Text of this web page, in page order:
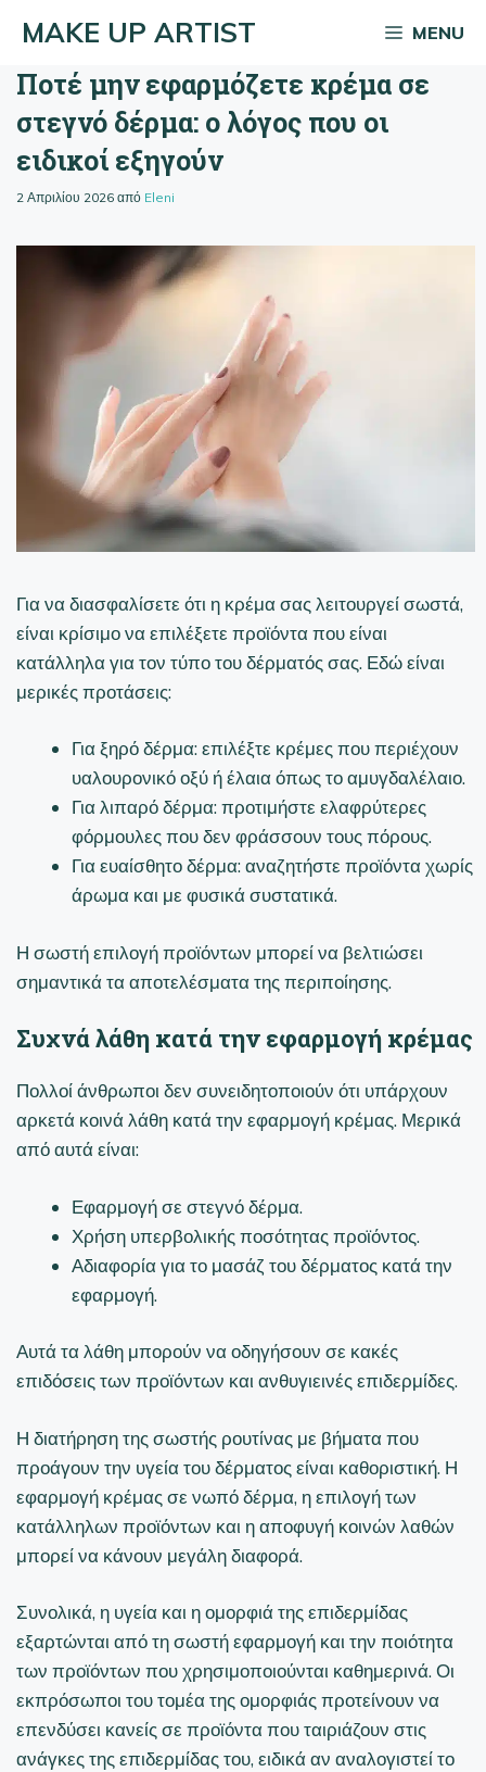
περιεχόμενο
MAKE UP ARTIST MENU
Ποτέ μην εφαρμόζετε κρέμα σε
στεγνό δέρμα: ο λόγος που οι
ειδικοί εξηγούν
2 Απριλίου 2026 από Eleni
Για να διασφαλίσετε ότι η κρέμα σας λειτουργεί σωστά,
είναι κρίσιμο να επιλέξετε προϊόντα που είναι
κατάλληλα για τον τύπο του δέρματός σας. Εδώ είναι
μερικές προτάσεις:
Για ξηρό δέρμα: επιλέξτε κρέμες που περιέχουν
υαλουρονικό οξύ ή έλαια όπως το αμυγδαλέλαιο.
Για λιπαρό δέρμα: προτιμήστε ελαφρύτερες
φόρμουλες που δεν φράσσουν τους πόρους.
Για ευαίσθητο δέρμα: αναζητήστε προϊόντα χωρίς
άρωμα και με φυσικά συστατικά.
Η σωστή επιλογή προϊόντων μπορεί να βελτιώσει
σημαντικά τα αποτελέσματα της περιποίησης.
Συχνά λάθη κατά την εφαρμογή κρέμας
Πολλοί άνθρωποι δεν συνειδητοποιούν ότι υπάρχουν
αρκετά κοινά λάθη κατά την εφαρμογή κρέμας. Μερικά
από αυτά είναι:
Εφαρμογή σε στεγνό δέρμα.
Χρήση υπερβολικής ποσότητας προϊόντος.
Αδιαφορία για το μασάζ του δέρματος κατά την
εφαρμογή.
Αυτά τα λάθη μπορούν να οδηγήσουν σε κακές
επιδόσεις των προϊόντων και ανθυγιεινές επιδερμίδες.
Η διατήρηση της σωστής ρουτίνας με βήματα που
προάγουν την υγεία του δέρματος είναι καθοριστική. Η
εφαρμογή κρέμας σε νωπό δέρμα, η επιλογή των
κατάλληλων προϊόντων και η αποφυγή κοινών λαθών
μπορεί να κάνουν μεγάλη διαφορά.
Συνολικά, η υγεία και η ομορφιά της επιδερμίδας
εξαρτώνται από τη σωστή εφαρμογή και την ποιότητα
των προϊόντων που χρησιμοποιούνται καθημερινά. Οι
εκπρόσωποι του τομέα της ομορφιάς προτείνουν να
επενδύσει κανείς σε προϊόντα που ταιριάζουν στις
ανάγκες της επιδερμίδας του, ειδικά αν αναλογιστεί το